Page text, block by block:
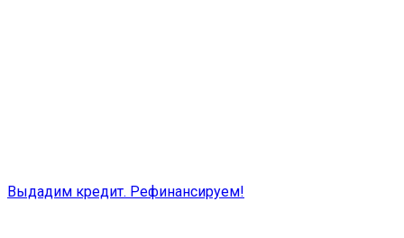
Выдадим кредит. Рефинансируем!